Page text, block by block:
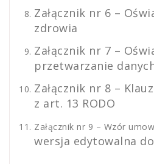
Załącznik nr 6 –
zdrowia
Załącznik nr 7 –
przetwarzanie
Załącznik nr 8 –
z art. 13 RODO
Załącznik nr 9 – Wzór
wersja edytowalna